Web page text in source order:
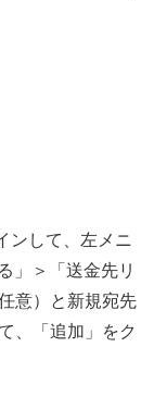
ンして、左メニ
」＞「送金先リ
意）と新規宛先
、「追加」をク